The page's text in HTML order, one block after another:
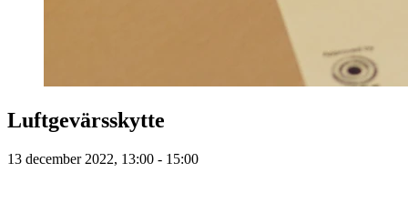
Luftgevärsskytte
13 december 2022, 13:00 - 15:00